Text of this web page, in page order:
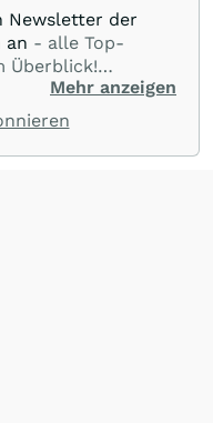
Newsletter der
an - alle Top-
Überblick!
Anleger-Thema!Für
Channel ist
Fachjournalisten
Mehr anzeigen